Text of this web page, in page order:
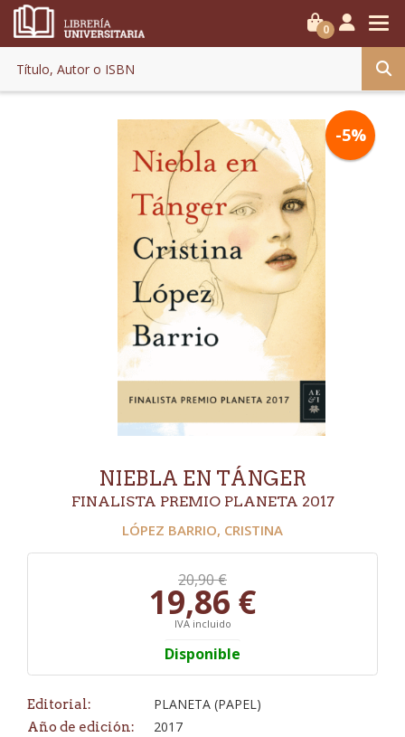
0
-5%
NIEBLA EN TÁNGER
FINALISTA PREMIO PLANETA 2017
LÓPEZ BARRIO, CRISTINA
20,90 €
19,86 €
IVA incluido
Disponible
Editorial: PLANETA (PAPEL)
Año de edición: 2017